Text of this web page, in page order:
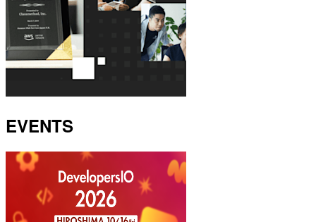
EVENTS